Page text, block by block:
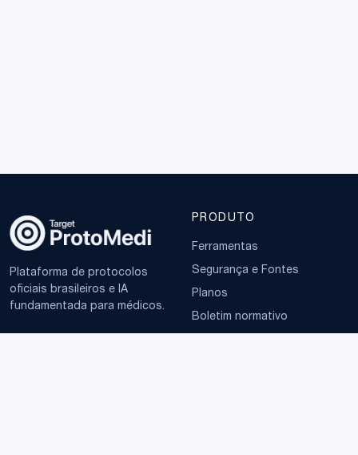
Plataforma de protocolos
oficiais brasileiros e IA
fundamentada para médicos.
PRODUTO
Ferramentas
Segurança e Fontes
Planos
Boletim normativo